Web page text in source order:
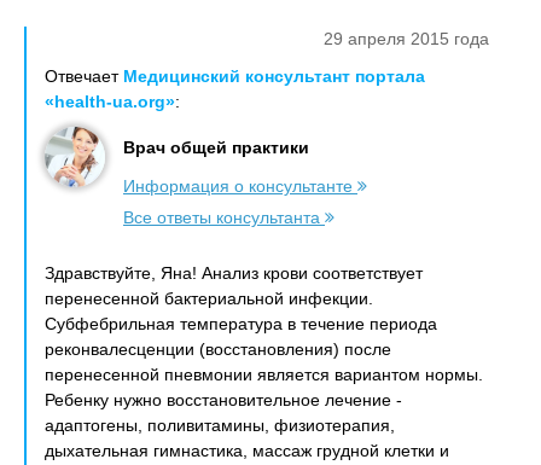
29 апреля 2015 года
Отвечает Медицинский консультант портала
«health-ua.org»:
Врач общей практики
Информация о консультанте
Все ответы консультанта
Здравствуйте, Яна! Анализ крови соответствует
перенесенной бактериальной инфекции.
Субфебрильная температура в течение периода
реконвалесценции (восстановления) после
перенесенной пневмонии является вариантом нормы.
Ребенку нужно восстановительное лечение -
адаптогены, поливитамины, физиотерапия,
дыхательная гимнастика, массаж грудной клетки и